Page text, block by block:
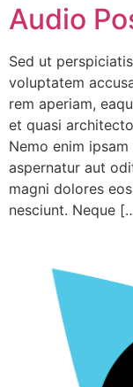
Audio
Sed ut
voluptatem
rem aperiam,
et quasi
Nemo enim
aspernatur aut
magni dolores
nesciunt. Neque